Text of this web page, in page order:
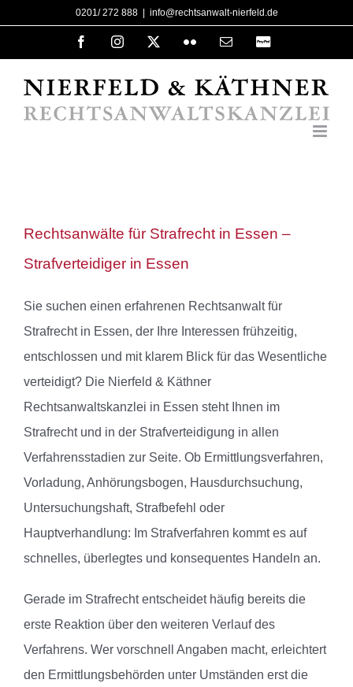
springen
0201/ 272 888 info@rechtsanwalt-nierfeld.de
FacebookInstagram Flickr E-
PayPal
Rechtsanwälte für Strafrecht in Essen –
Strafverteidiger in Essen
Sie suchen einen erfahrenen Rechtsanwalt für
Strafrecht in Essen, der Ihre Interessen frühzeitig,
entschlossen und mit klarem Blick für das Wesentliche
verteidigt? Die Nierfeld & Käthner
Rechtsanwaltskanzlei in Essen steht Ihnen im
Strafrecht und in der Strafverteidigung in allen
Verfahrensstadien zur Seite. Ob Ermittlungsverfahren,
Vorladung, Anhörungsbogen, Hausdurchsuchung,
Untersuchungshaft, Strafbefehl oder
Hauptverhandlung: Im Strafverfahren kommt es auf
schnelles, überlegtes und konsequentes Handeln an.
Gerade im Strafrecht entscheidet häufig bereits die
erste Reaktion über den weiteren Verlauf des
Verfahrens. Wer vorschnell Angaben macht, erleichtert
den Ermittlungsbehörden unter Umständen erst die